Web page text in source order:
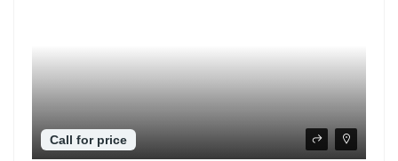
Call for price